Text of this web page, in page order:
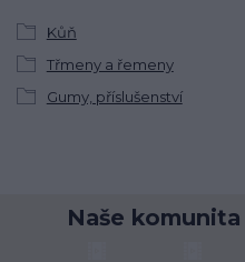
Kůň
Třmeny a řemeny
Gumy, příslušenství
Naše